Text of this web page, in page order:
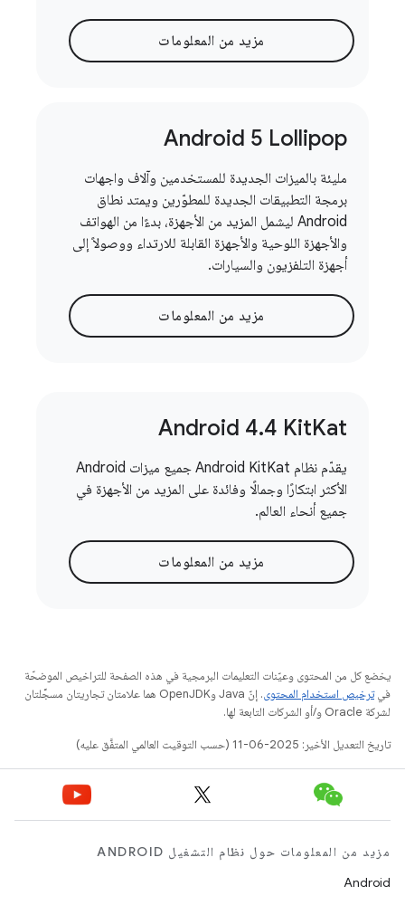
مزيد من المعلومات
Android 5 Lollipop
مليئة بالميزات الجديدة للمستخدمين وآلاف واجهات
برمجة التطبيقات الجديدة للمطوّرين ويمتد نطاق
Android ليشمل المزيد من الأجهزة، بدءًا من الهواتف
والأجهزة اللوحية والأجهزة القابلة للارتداء ووصولاً إلى
أجهزة التلفزيون والسيارات.
مزيد من المعلومات
Android 4.4 KitKat
يقدّم نظام Android KitKat جميع ميزات Android
الأكثر ابتكارًا وجمالًا وفائدة على المزيد من الأجهزة في
جميع أنحاء العالم.
مزيد من المعلومات
يخضع كل من المحتوى وعيّنات التعليمات البرمجية في هذه الصفحة للتراخيص الموضحّة
فيترخيص استخدام المحتوى
. إنّ Java وOpenJDK هما علامتان تجاريتان مسجَّلتان
لشركة Oracle و/أو الشركات التابعة لها.
تاريخ التعديل الأخير: 2025-06-11 (حسب التوقيت العالمي المتفَّق عليه)
مزيد من المعلومات حول نظام التشغيل ANDROID
Android